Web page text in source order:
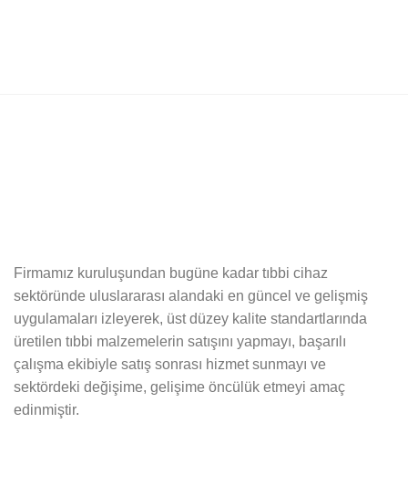
Firmamız kuruluşundan bugüne kadar tıbbi cihaz
sektöründe uluslararası alandaki en güncel ve gelişmiş
uygulamaları izleyerek, üst düzey kalite standartlarında
üretilen tıbbi malzemelerin satışını yapmayı, başarılı
çalışma ekibiyle satış sonrası hizmet sunmayı ve
sektördeki değişime, gelişime öncülük etmeyi amaç
edinmiştir.